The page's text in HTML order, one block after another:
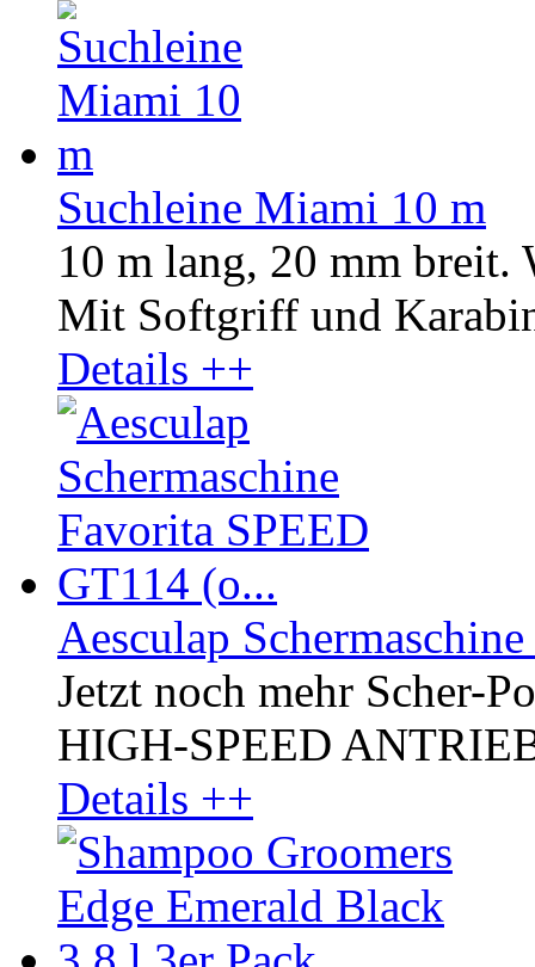
Suchleine Miami 10 m
10 m lang, 20 mm breit.
Mit Softgriff und
Details ++
Aesculap
Jetzt noch mehr Scher-
HIGH-SPEED
Details ++